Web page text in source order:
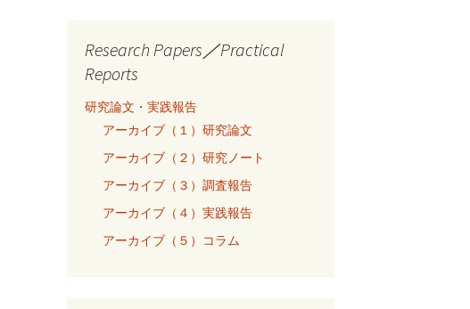
Research Papers／Practical
Reports
研究論文・実践報告
アーカイブ（１）研究論文
アーカイブ（２）研究ノート
アーカイブ（３）調査報告
アーカイブ（４）実践報告
アーカイブ（５）コラム